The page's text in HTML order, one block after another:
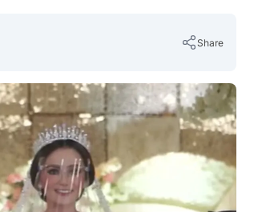
Share
Copy Link